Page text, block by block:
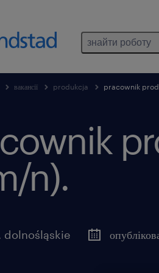
знайти роботу
вакансії produkcja pracownik
n).
, dolnośląskie